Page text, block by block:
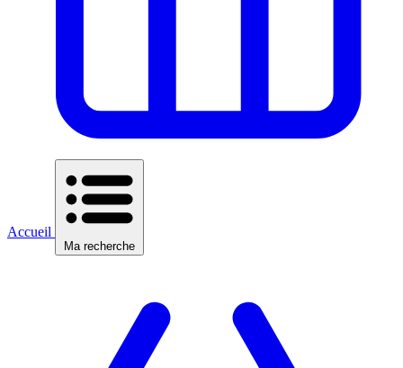
Accueil
Ma recherche